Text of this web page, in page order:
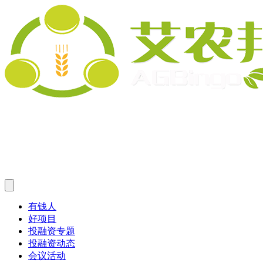
有钱人
好项目
投融资专题
投融资动态
会议活动